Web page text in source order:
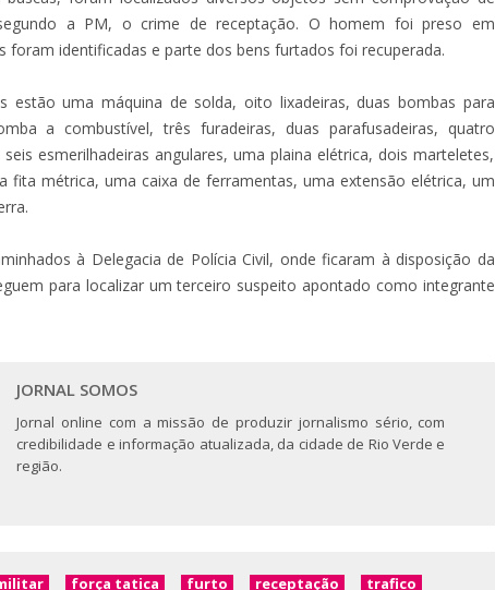
a PM, o crime de receptação. O homem foi preso em
foram identificadas e parte dos bens furtados foi recuperada.
estão uma máquina de solda, oito lixadeiras, duas bombas para
a combustível, três furadeiras, duas parafusadeiras, quatro
esmerilhadeiras angulares, uma plaina elétrica, dois marteletes,
fita métrica, uma caixa de ferramentas, uma extensão elétrica, um
à Delegacia de Polícia Civil, onde ficaram à disposição da
para localizar um terceiro suspeito apontado como integrante
JORNAL SOMOS
Jornal online com a missão de produzir jornalismo sério, com
credibilidade e informação atualizada, da cidade de Rio Verde e
região.
força tatica furto receptação trafico